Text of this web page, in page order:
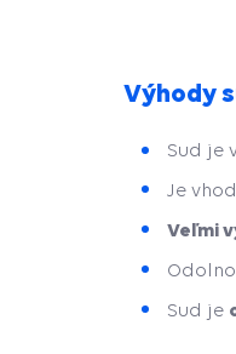
Výhody
Sud je
Je
Veľmi
Sud je